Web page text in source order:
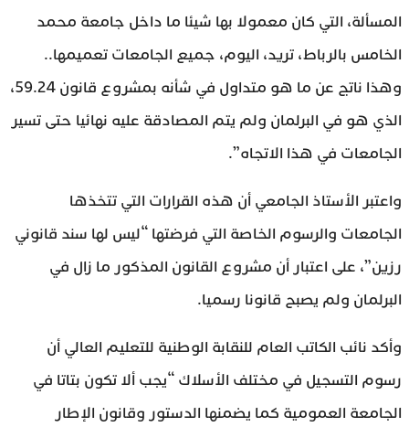
المسألة، التي كان معمولا بها شيئا ما داخل جامعة محمد
الخامس بالرباط، تريد، اليوم، جميع الجامعات تعميمها..
وهذا ناتج عن ما هو متداول في شأنه بمشروع قانون 59.24،
الذي هو في البرلمان ولم يتم المصادقة عليه نهائيا حتى تسير
الجامعات في هذا الاتجاه”.
واعتبر الأستاذ الجامعي أن هذه القرارات التي تتخذها
الجامعات والرسوم الخاصة التي فرضتها “ليس لها سند قانوني
رزين”، على اعتبار أن مشروع القانون المذكور ما زال في
البرلمان ولم يصبح قانونا رسميا.
وأكد نائب الكاتب العام للنقابة الوطنية للتعليم العالي أن
رسوم التسجيل في مختلف الأسلاك “يجب ألا تكون بتاتا في
الجامعة العمومية كما يضمنها الدستور وقانون الإطار